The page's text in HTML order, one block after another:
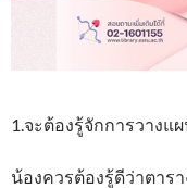
1.จะต้องรู้จักการวางแ
น้องควรต้องรู้ดีว่าตาร